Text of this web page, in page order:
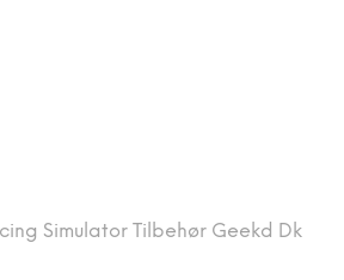
Simulator Tilbehør Geekd Dk